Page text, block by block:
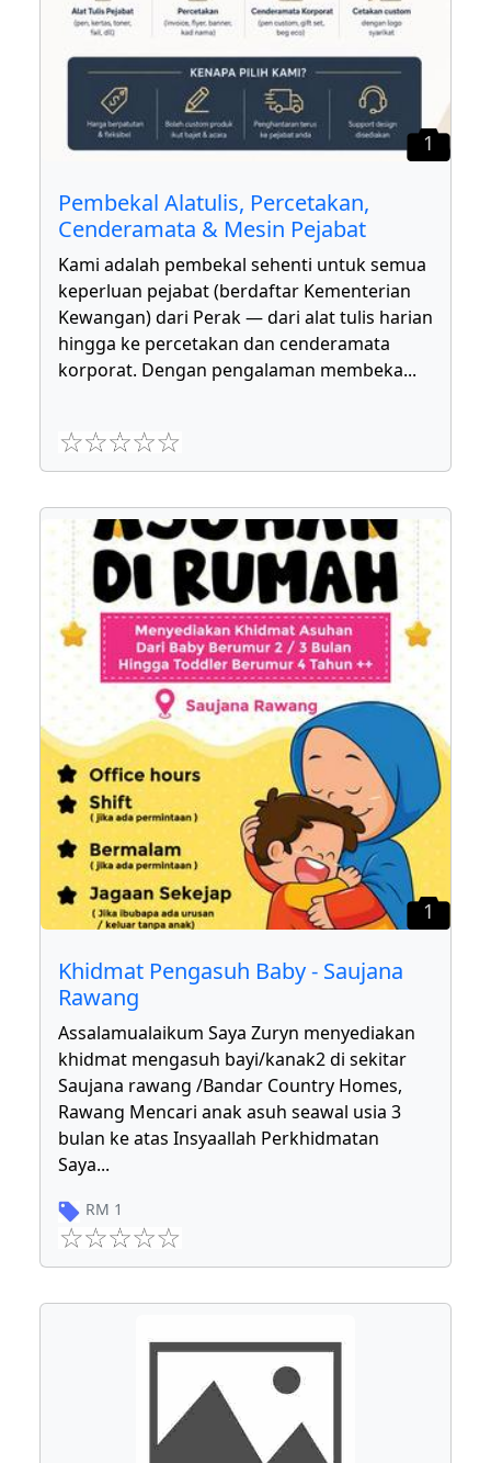
1
Pembekal Alatulis, Percetakan,
Cenderamata & Mesin Pejabat
Kami adalah pembekal sehenti untuk semua
keperluan pejabat (berdaftar Kementerian
Kewangan) dari Perak — dari alat tulis harian
hingga ke percetakan dan cenderamata
korporat. Dengan pengalaman membeka...
1
Khidmat Pengasuh Baby - Saujana
Rawang
Assalamualaikum Saya Zuryn menyediakan
khidmat mengasuh bayi/kanak2 di sekitar
Saujana rawang /Bandar Country Homes,
Rawang Mencari anak asuh seawal usia 3
bulan ke atas Insyaallah Perkhidmatan
Saya...
RM 1